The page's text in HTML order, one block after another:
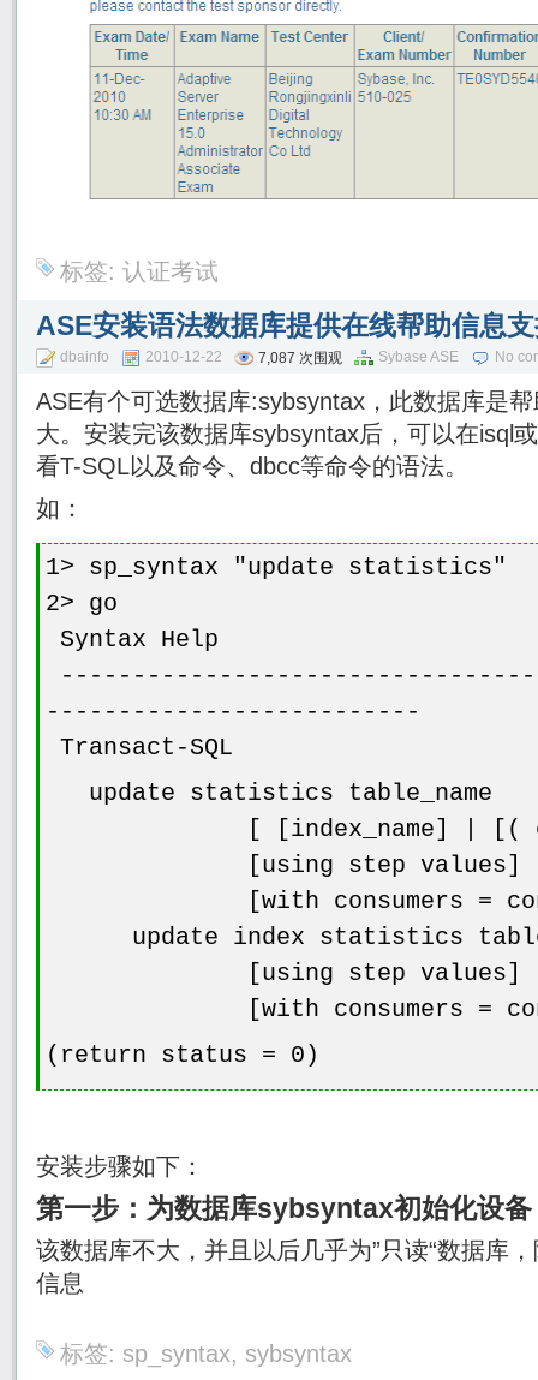
标签: 认证考试
ASE安装语法数据库提供在线帮助信息
dbainfo 2010-12-22 7,087 次围观 Sybase ASE No
ASE有个可选数据库:sybsyntax，此数据库是
大。安装完该数据库sybsyntax后，可以在isql
看T-SQL以及命令、dbcc等命令的语法。
如：
1> sp_syntax "update statistics"
2> go
Syntax Help
--------------------------
Transact-SQL
update statistics table_name
[ [index_name] | [(
[using step values]
[with consumers =
update index statistics
[using step values]
[with consumers =
(return status = 0)
安装步骤如下：
第一步：为数据库sybsyntax初始化设
该数据库不大，并且以后几乎为”只读“数据库
信息
标签: sp_syntax, sybsyntax